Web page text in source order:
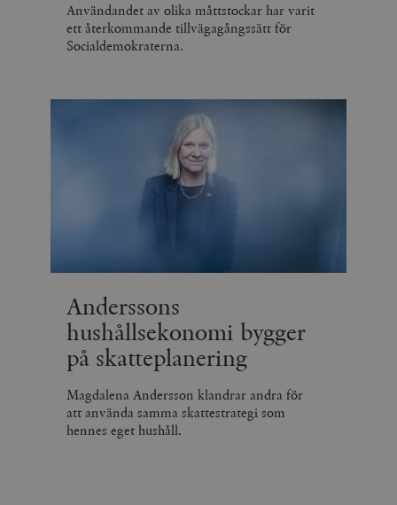
Användandet av olika måttstockar har varit
ett återkommande tillvägagångssätt för
Socialdemokraterna.
Anderssons
hushållsekonomi bygger
på skatteplanering
Magdalena Andersson klandrar andra för
att använda samma skattestrategi som
hennes eget hushåll.